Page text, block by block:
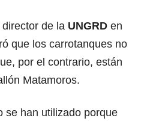
de la UNGRD en
que los carrotanques no
por el contrario, están
Matamoros.
se han utilizado porque